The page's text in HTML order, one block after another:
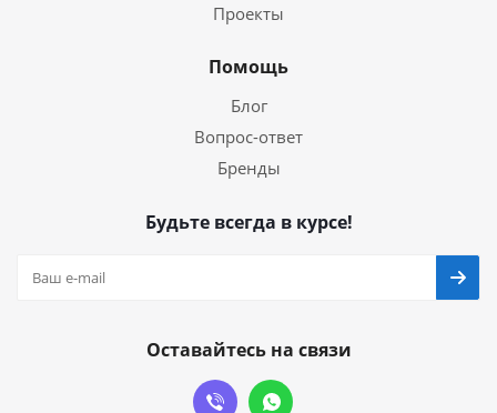
Проекты
Помощь
Блог
Вопрос-ответ
Бренды
Будьте всегда в курсе!
Оставайтесь на связи